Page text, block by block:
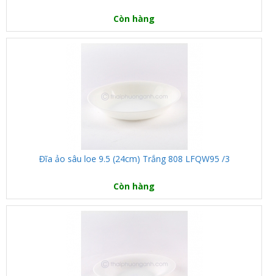
Còn hàng
Đĩa ảo sâu loe 9.5 (24cm) Trắng 808 LFQW95 /3
Còn hàng